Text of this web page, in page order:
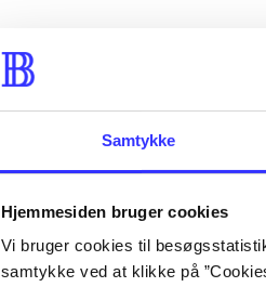
Samtykke
Hjemmesiden bruger cookies
Vi bruger cookies til
samtykke ved at klikke på
...
...